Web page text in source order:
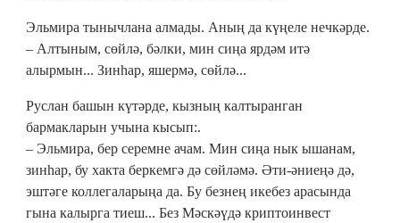
Эльмира тынычлана алмады. Аның да күңеле нечкәрде.
– Алтыным, сөйлә, бәлки, мин сиңа ярдәм итә
алырмын... Зинһар, яшермә, сөйлә...
Руслан башын күтәрде, кызның калтыранган
бармакларын учына кысып:.
– Эльмира, бер серемне ачам. Мин сиңа нык ышанам,
зинһар, бу хакта беркемгә дә сөйләмә. Әти-әниеңә дә,
эштәге коллегаларыңа да. Бу безнең икебез арасында
гына калырга тиеш... Без Мәскәүдә криптоинвест